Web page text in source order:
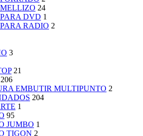
24
DVD 1
RADIO 2
3
21
206
EMBUTIR MULTIPUNTO 2
204
1
95
JUMBO 1
TIGON 2